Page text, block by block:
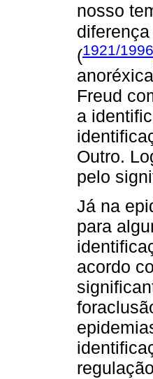
nosso
(1921/1996
Freud
a
Outro.
pelo
Já na
para
acordo